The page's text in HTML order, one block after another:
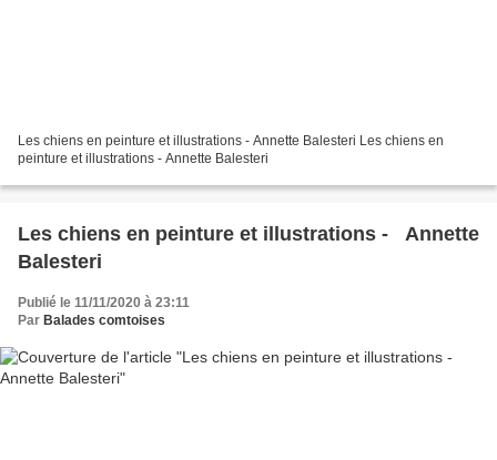
Les chiens en peinture et illustrations - Annette Balesteri Les chiens en
peinture et illustrations - Annette Balesteri
Les chiens en peinture et illustrations - Annette
Balesteri
Publié le 11/11/2020 à 23:11
Par Balades comtoises